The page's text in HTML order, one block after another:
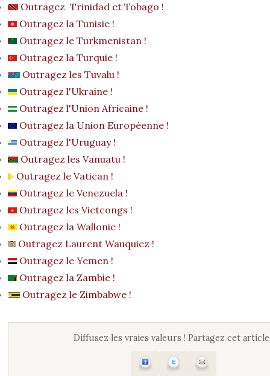
Outragez Trinidad et Tobago !
Outragez la Tunisie !
Outragez le Turkmenistan !
Outragez la Turquie !
Outragez les Tuvalu !
Outragez l'Ukraine !
Outragez l'Union Africaine !
Outragez la Union Européenne !
Outragez l'Uruguay !
Outragez les Vanuatu !
Outragez le Vatican !
Outragez le Venezuela !
Outragez les Vietcongs !
Outragez la Wallonie !
Outragez Laurent Wauquiez !
Outragez le Yemen !
Outragez la Zambie !
Outragez le Zimbabwe !
Diffusez les vraies valeurs ! Partagez cet